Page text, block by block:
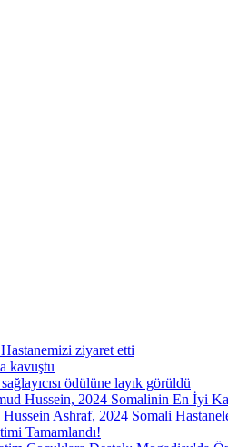
ziyaret etti
kavuştu
ödülüne layık görüldü
Hussein, 2024 Somalinin En İyi
Hussein Ashraf, 2024 Somali
Tamamlandı!